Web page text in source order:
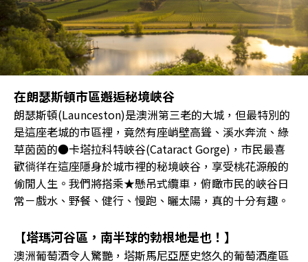
在朗瑟斯頓市區邂逅秘境峽谷
朗瑟斯頓(Launceston)是澳洲第三老的大城，但最特別的
是這座老城的市區裡，竟然有座峭壁高聳、溪水奔流、綠
草茵茵的●卡塔拉科特峽谷(Cataract Gorge)，市民最喜
歡徜徉在這座隱身於城市裡的秘境峽谷，享受桃花源般的
偷閒人生。我們將搭乘★懸吊式纜車，俯瞰市民的峽谷日
常－戲水、野餐、健行、慢跑、曬太陽，真的十分有趣。
【塔瑪河谷區，南半球的勃根地是也！】
澳洲葡萄酒令人驚艷，塔斯馬尼亞歷史悠久的葡萄酒產區